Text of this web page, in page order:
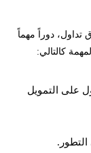
تداول، دوراً مهماً
كالتالي:
على التمويل